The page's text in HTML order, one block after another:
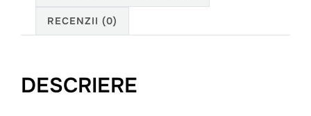
RECENZII (0)
DESCRIERE